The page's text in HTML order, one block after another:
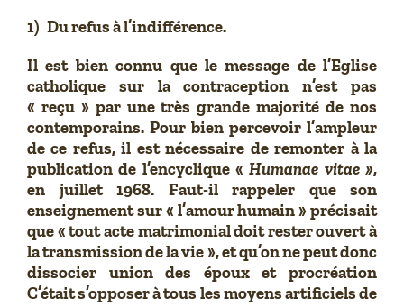
1) Du refus à l’indifférence.
Il est bien connu que le message de l’Eglise
catholique sur la contraception n’est pas
« reçu » par une très grande majorité de nos
contemporains. Pour bien percevoir l’ampleur
de ce refus, il est nécessaire de remonter à la
publication de l’encyclique «Humanae vitae »,
en juillet 1968. Faut-il rappeler que son
enseignement sur « l’amour humain » précisait
que « tout acte matrimonial doit rester ouvert à
la transmission de la vie », et qu’on ne peut donc
dissocier union des époux et procréation
C’était s’opposer à tous les moyens artificiels de